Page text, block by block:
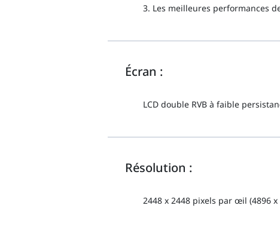
3. Les meilleures performances
Écran :
LCD double RVB à faible
Résolution :
2448 x 2448 pixels par œil (4896